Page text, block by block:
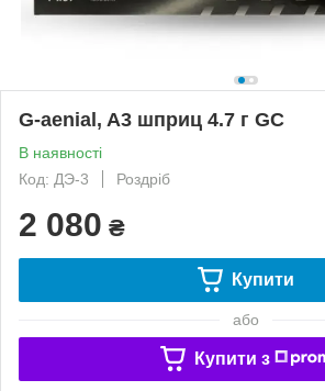
G-aenial, A3 шприц 4.7 г GC
В наявності
Код: ДЭ-3
Роздріб
2 080 ₴
Купити
або
Купити з